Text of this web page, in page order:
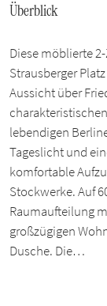
Überblick
Diese möblierte
Strausberger
Aussicht über
lebendigen
Tageslicht und
komfortable
Stockwerke. Auf
Raumaufteilung
großzügigen
Dusche. Die…